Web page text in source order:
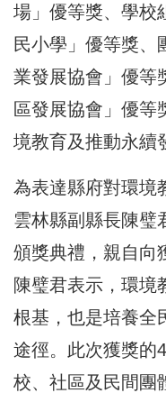
場」優等獎、學校
民小學」優等獎、
業發展協會」優等
區發展協會」優等
境教育及推動永續
為表達縣府對環境
雲林縣副縣長陳璧
頒獎典禮，親自向
陳璧君表示，環境
根基，也是培養全
途徑。此次獲獎的
校、社區及民間團